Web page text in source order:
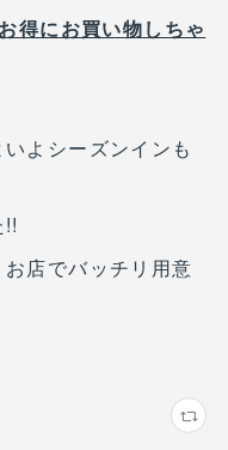
得にお買い物しちゃ
よシーズンインも
店でバッチリ用意